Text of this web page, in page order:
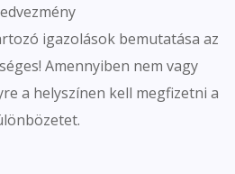
igazolások bemutatása az
Amennyiben nem vagy
a helyszínen kell megfizetni a